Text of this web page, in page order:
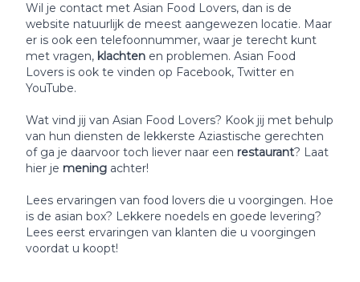
Wil je contact met Asian Food Lovers, dan is de
website natuurlijk de meest aangewezen locatie. Maar
er is ook een telefoonnummer, waar je terecht kunt
met vragen, klachten en problemen. Asian Food
Lovers is ook te vinden op Facebook, Twitter en
YouTube.
Wat vind jij van Asian Food Lovers? Kook jij met behulp
van hun diensten de lekkerste Aziastische gerechten
of ga je daarvoor toch liever naar een restaurant? Laat
hier je mening achter!
Lees ervaringen van food lovers die u voorgingen. Hoe
is de asian box? Lekkere noedels en goede levering?
Lees eerst ervaringen van klanten die u voorgingen
voordat u koopt!